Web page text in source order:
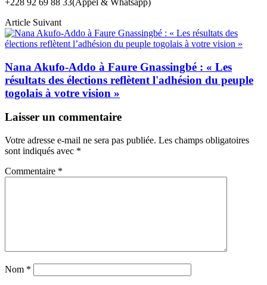
+228 92 69 88 33(Appel & Whatsapp)
Article Suivant
Nana Akufo-Addo à Faure Gnassingbé : « Les
résultats des élections reflètent l'adhésion du peuple
togolais à votre vision »
Laisser un commentaire
Votre adresse e-mail ne sera pas publiée. Les champs obligatoires
sont indiqués avec *
Commentaire *
Nom *